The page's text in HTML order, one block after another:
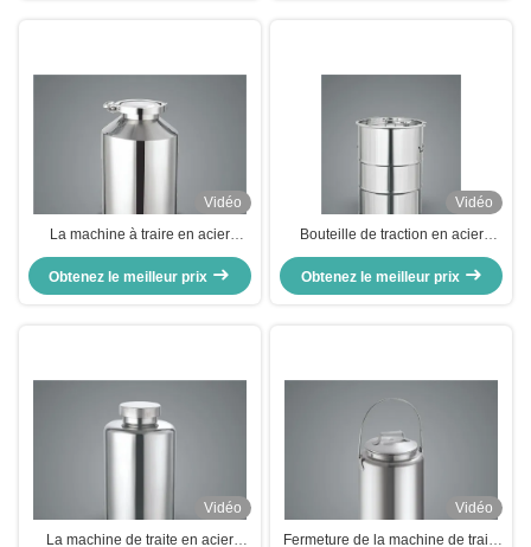
Vidéo
La machine à traire en acier
inoxydable
Obtenez le meilleur prix
Vidéo
Bouteille de traction en acier
inoxydable 304, bouteille d'
étanchéité en acier inoxydable
Obtenez le meilleur prix
Vidéo
La machine de traite en acier
Vidéo
Fermeture de la machine de traite